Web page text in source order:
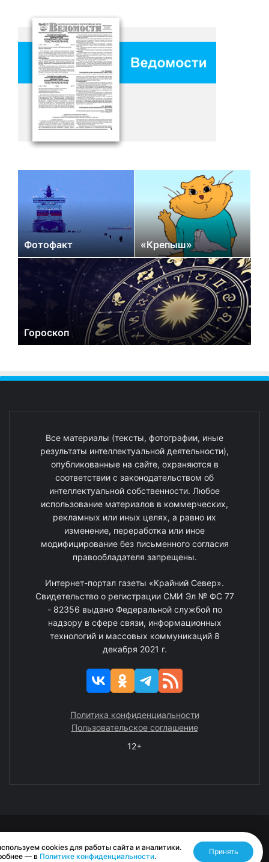
Фотофакт «Крепыш»
Гороскоп
Все материалы (тексты, фотографии, иные
результаты интеллектуальной деятельности),
опубликованные на сайте, охраняются в
соответствии с законодательством об
интеллектуальной собственности. Любое
использование материалов в коммерческих,
рекламных или иных целях, а равно их
изменение, переработка или иное
модифицирование без письменного согласия
правообладателя запрещены.
Интернет-портал газеты «Крайний Север».
Свидетельство о регистрации СМИ Эл № ФС 77
- 82356 выдано Федеральной службой по
надзору в сфере связи, информационных
технологий и массовых коммуникаций 8
декабря 2021 г.
Политика конфиденциальности
Пользовательское соглашение
12+
Разработано RASA
cookies для работы сайта и аналитики.
— в Политике конфиденциальности.
Принять